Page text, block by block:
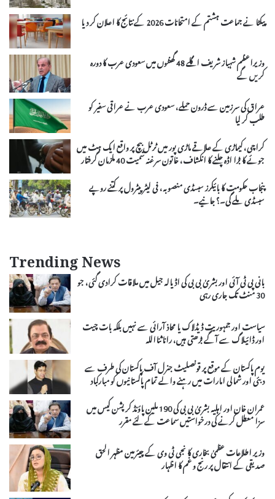
پیکٹا نے جماعت ہشتم کے امتحانات 2026 کے نتائج کا اعلان کر دیا
وزیراعظم شہباز شریف اگلے 48 گھنٹوں میں سعودی عرب کا دورہ
کریں گے
عراق کی سرزمین سے ڈرون حملے، سعودی عرب نے عراقی سفیر کو
طلب کر لیا
کراچی، کیماڑی کے علاقے ماڑی پور میں ٹرٹل بیچ پر واقع ایک ہٹ میں
جوئے کا بڑا اڈہ چلنے کا انکشاف، خاتون سرغنہ سمیت 40 ملزمان گرفتار
پنجاب حکومت کا بائیکرز سبسڈی منصوبہ، فی لیٹر پیٹرول پر کتنے روپے
سبسڈی ملے گی۔؟ جانیے۔
Trending News
بانی پی ٹی آئی اور بشریٰ بی بی کی اڈیالہ جیل میں ملاقات کرادی گئی، جو
30 منٹ تک جاری رہی
سیاست اور جمہوریت ڈیڈلاک یا محاذ آرائی سے نہیں بلکہ بات چیت
اور ڈائیلاگ سے آگے بڑھتی ہیں، راناثنااللہ
یوم پاکستان کے موقع پر قونصلیٹ جنرل آف پاکستان کی طرف سے
دبئی اور شمالی امارات میں رہنے والے تمام پاکستانیوں کو مبارکباد
عمران خان اور اہلیہ بشریٰ بی بی کی 190 ملین پاؤنڈ کرپشن کیس میں
سزا معطل کرنے کی درخواستیں سماعت کے لئے مقرر
وزیر اطلاعات عظمیٰ بخاری کا نجی ٹی وی کے چیئرمین مظہر الحق
صدیقی کے انتقال پر رنج و غم کا اظہار